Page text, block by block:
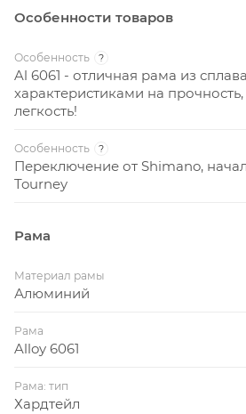
Особенности товаров
Особенность ?
Al 6061 - отличная рама из
характеристиками на прочность,
легкость!
Особенность ?
Переключение от Shimano,
Tourney
Рама
Материал рамы
Алюминий
Рама
Alloy 6061
Рама: тип
Хардтейл